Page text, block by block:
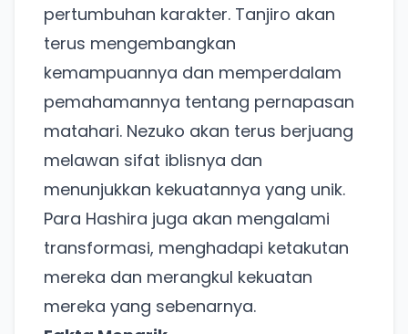
pertumbuhan karakter. Tanjiro akan
terus mengembangkan
kemampuannya dan memperdalam
pemahamannya tentang pernapasan
matahari. Nezuko akan terus berjuang
melawan sifat iblisnya dan
menunjukkan kekuatannya yang unik.
Para Hashira juga akan mengalami
transformasi, menghadapi ketakutan
mereka dan merangkul kekuatan
mereka yang sebenarnya.